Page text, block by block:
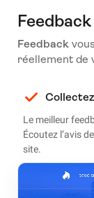
Feedback
réellement de
Le meilleur
Écoutez l’avis
site.